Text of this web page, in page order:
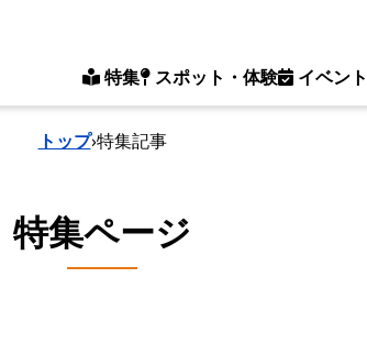
特集 スポット・体験 イベント
トップ›特集記事
特集ページ